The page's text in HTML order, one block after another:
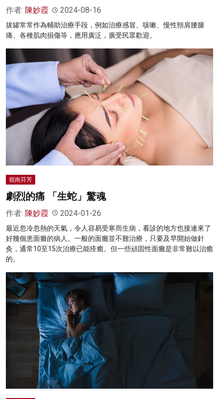
作者: 陳妙霞 2024-08-16
拔罐常常作為輔助治療手段，例如治療感冒、咳嗽、慢性頸肩腰腿
痛、各種肌肉損傷等，應用廣泛，廣受民眾歡迎。
嶺南芬芳
劇烈的痛 「生蛇」驚魂
作者: 陳妙霞 2024-01-26
最近忽冷忽熱的天氣，令人容易受寒而生病，看診的地方也接連來了
好幾個患面癱的病人。一般的面癱並不難治療，只要及早開始做針
灸，通常10至15次治療已能痊癒。但一些頑固性面癱是非常難以治癒
的。